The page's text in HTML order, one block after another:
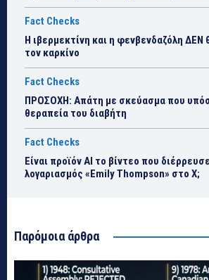
Fact Checks
Η ιβερμεκτίνη και η φενβενδαζόλη ΔΕΝ
τον καρκίνο
Fact Checks
ΠΡΟΣΟΧΗ: Απάτη με σκεύασμα που
θεραπεία του διαβήτη
Fact Checks
Είναι προϊόν ΑΙ το βίντεο που
λογαριασμός «Emily Thompson» στο Χ;
Παρόμοια άρθρα